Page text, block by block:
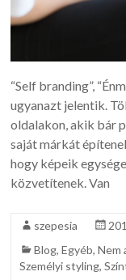
“Self branding”,
ugyanazt jelentik.
oldalakon, akik bár
saját márkát
hogy képeik
közvetítenek. Van
szepesia
Blog,Egyéb,Nem
Személyi styling,